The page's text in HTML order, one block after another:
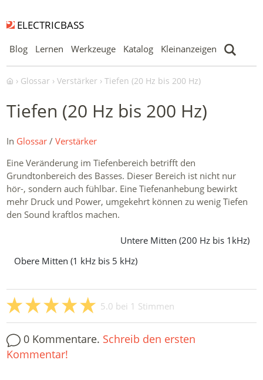
ELECTRICBASS
Blog Lernen Werkzeuge Katalog Kleinanzeigen
Glossar Verstärker Tiefen (20 Hz bis 200 Hz)
Tiefen (20 Hz bis 200 Hz)
In Glossar /Verstärker
Eine Veränderung im Tiefenbereich betrifft den
Grundtonbereich des Basses. Dieser Bereich ist nicht nur
hör-, sondern auch fühlbar. Eine Tiefenanhebung bewirkt
mehr Druck und Power, umgekehrt können zu wenig Tiefen
den Sound kraftlos machen.
Untere Mitten (200 Hz bis 1kHz)
Obere Mitten (1 kHz bis 5 kHz)
5.0 bei 1 Stimmen
0 Kommentare. Schreib den ersten
Kommentar!